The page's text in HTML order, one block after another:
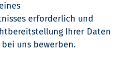
erforderlich und
Ihrer Daten
uns bewerben.